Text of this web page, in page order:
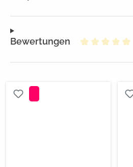
Bewertungen